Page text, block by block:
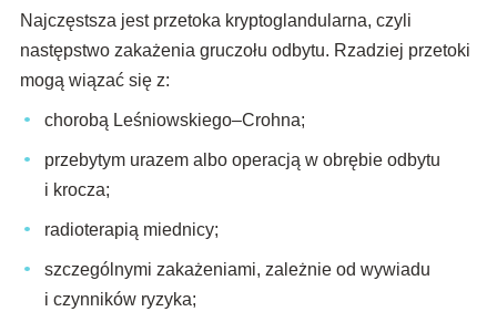
Najczęstsza jest przetoka kryptoglandularna, czyli
następstwo zakażenia gruczołu odbytu. Rzadziej przetoki
mogą wiązać się z:
chorobą Leśniowskiego–Crohna;
przebytym urazem albo operacją w obrębie odbytu
i krocza;
radioterapią miednicy;
szczególnymi zakażeniami, zależnie od wywiadu
i czynników ryzyka;